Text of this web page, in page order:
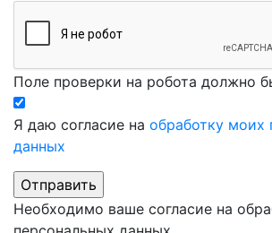
Поле проверки на робота должно
Я даю согласие на обработку моих
данных
Необходимо ваше согласие на